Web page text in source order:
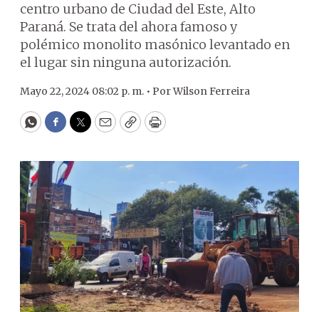
centro urbano de Ciudad del Este, Alto
Paraná. Se trata del ahora famoso y
polémico monolito masónico levantado en
el lugar sin ninguna autorización.
Mayo 22, 2024 08:02 p. m. • PorWilson Ferreira
WhatsApp
Facebook
Twitter
EmailCopyPrint